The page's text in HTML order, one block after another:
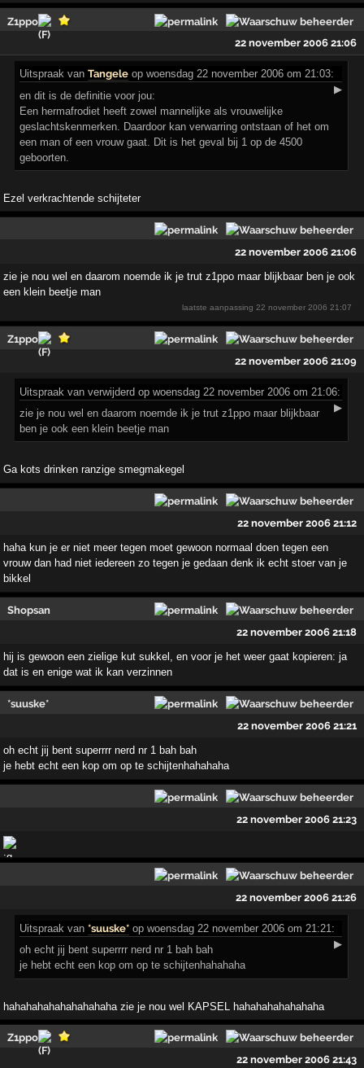
Z1ppo
22 november 2006 21:06
Uitspraak vanTangele op woensdag 22 november 2006 om 21:03:
▶
en dit is de definitie voor jou:
Een hermafrodiet heeft zowel mannelijke als vrouwelijke
geslachtskenmerken. Daardoor kan verwarring ontstaan of het om
een man of een vrouw gaat. Dit is het geval bij 1 op de 4500
geboorten.
Ezel verkrachtende schijteter
22 november 2006 21:06
zie je nou wel en daarom noemde ik je trut z1ppo maar blijkbaar ben je ook
een klein beetje man
laatste aanpassing22 november 2006 21:07
Z1ppo
22 november 2006 21:09
Uitspraak van verwijderd op woensdag 22 november 2006 om 21:06:
▶
zie je nou wel en daarom noemde ik je trut z1ppo maar blijkbaar
ben je ook een klein beetje man
Ga kots drinken ranzige smegmakegel
22 november 2006 21:12
haha kun je er niet meer tegen moet gewoon normaal doen tegen een
vrouw dan had niet iedereen zo tegen je gedaan denk ik echt stoer van je
bikkel
Shopsan
22 november 2006 21:18
hij is gewoon een zielige kut sukkel, en voor je het weer gaat kopieren: ja
dat is en enige wat ik kan verzinnen
*suuske*
22 november 2006 21:21
oh echt jij bent superrrr nerd nr 1 bah bah
je hebt echt een kop om op te schijtenhahahaha
22 november 2006 21:23
22 november 2006 21:26
Uitspraak van*suuske* op woensdag 22 november 2006 om 21:21:
▶
oh echt jij bent superrrr nerd nr 1 bah bah
je hebt echt een kop om op te schijtenhahahaha
hahahahahahahahahaha zie je nou wel KAPSEL hahahahahahahaha
Z1ppo
22 november 2006 21:43